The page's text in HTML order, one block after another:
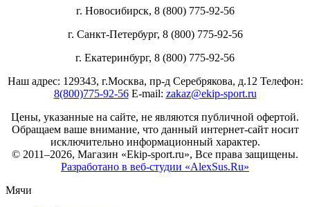
г. Новосибирск, 8 (800) 775-92-56
г. Санкт-Петербург, 8 (800) 775-92-56
г. Екатеринбург, 8 (800) 775-92-56
Наш адрес: 129343, г.Москва, пр-д Серебрякова, д.12 Телефон:
8(800)775-92-56E-mail: zakaz@ekip-sport.ru
Цены, указанные на сайте, не являются публичной офертой.
Обращаем ваше внимание, что данный интернет-сайт носит
исключительно информационный характер.
© 2011–2026, Магазин «Ekip-sport.ru», Все права защищены.
Разработано в веб-студии «AlexSus.Ru»
Мячи